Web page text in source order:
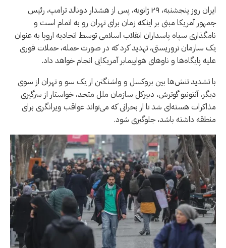
ایران روز پنجشنبه، ۲۹ ژانویه، پس از هشدار دونالد ترامپ، رئیس
جمهور آمریکا مبنی بر اینکه زمان برای تهران رو به اتمام است و
نامگذاری سپاه پاسداران انقلاب اسلامی توسط اتحادیه اروپا به عنوان
یک سازمان تروریستی، تهدید کرد که در صورت حمله، حملات فوری
علیه پایگاه‌ها و ناوهای هواپیمابر آمریکایی انجام خواهد داد.
با تشدید تنش‌ها بین بروکسل و واشنگتن از یک سو و تهران از سوی
دیگر، آنتونیو گوترش، دبیرکل سازمان ملل متحد، خواستار از سرگیری
مذاکرات هسته‌ای شد تا از بحرانی که می‌تواند عواقب ویرانگری برای
منطقه داشته باشد، جلوگیری شود.